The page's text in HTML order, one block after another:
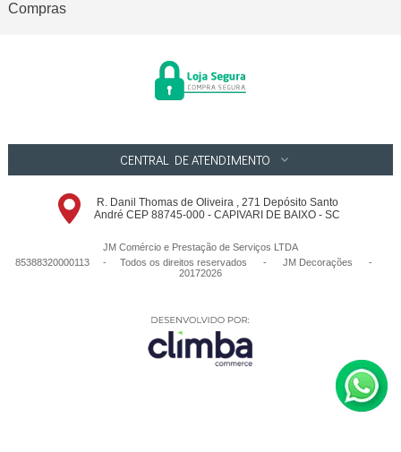
Compras
CENTRAL DE ATENDIMENTO
R. Danil Thomas de Oliveira , 271 Depósito Santo
André CEP 88745-000 - CAPIVARI DE BAIXO - SC
JM Comércio e Prestação de Serviços LTDA
85388320000113 - Todos os direitos reservados
- JM Decorações
-
20172026